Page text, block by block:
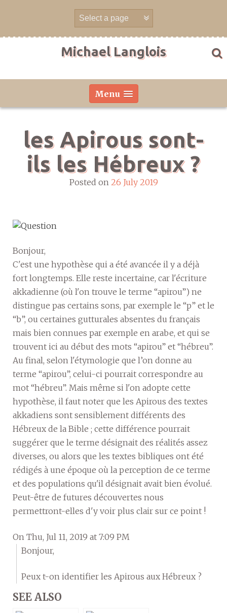
Michael Langlois
Menu
les Apirous sont-
ils les Hébreux ?
Posted on 26 July 2019
Bonjour,
C'est une hypothèse qui a été avancée il y a déjà
fort longtemps. Elle reste incertaine, car l'écriture
akkadienne (où l'on trouve le terme “apirou”) ne
distingue pas certains sons, par exemple le “p” et le
“b”, ou certaines gutturales absentes du français
mais bien connues par exemple en arabe, et qui se
trouvent ici au début des mots “apirou” et “hébreu”.
Au final, selon l'étymologie que l’on donne au
terme “apirou”, celui-ci pourrait correspondre au
mot “hébreu”. Mais même si l'on adopte cette
hypothèse, il faut noter que les Apirous des textes
akkadiens sont sensiblement différents des
Hébreux de la Bible ; cette différence pourrait
suggérer que le terme désignait des réalités assez
diverses, ou alors que les textes bibliques ont été
rédigés à une époque où la perception de ce terme
et des populations qu'il désignait avait bien évolué.
Peut-être de futures découvertes nous
permettront-elles d'y voir plus clair sur ce point !
On Thu, Jul 11, 2019 at 7:09 PM
Bonjour,
Peux t-on identifier les Apirous aux Hébreux ?
SEE ALSO